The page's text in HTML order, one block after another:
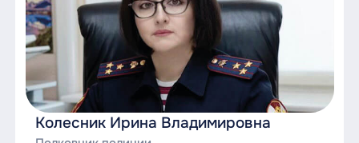
Колесник Ирина Владимировна